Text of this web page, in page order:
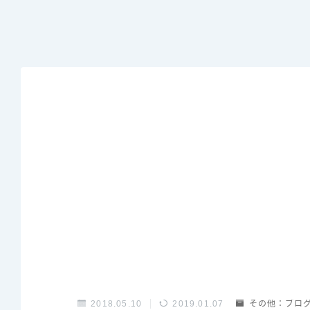
2018.05.10 2019.01.07 その他：ブロ